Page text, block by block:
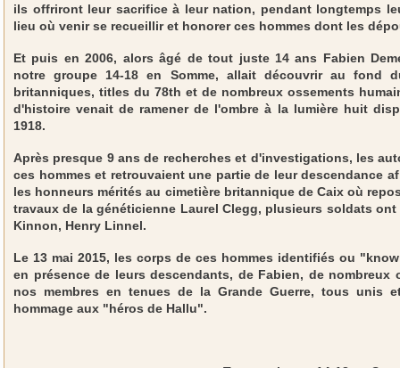
ils offriront leur sacrifice à leur nation, pendant longtemps
lieu où venir se recueillir et honorer ces hommes dont les
Et puis en 2006, alors âgé de tout juste 14 ans Fabien
notre groupe 14-18 en Somme, allait découvrir au fond
britanniques, titles du 78th et de nombreux ossements
d'histoire venait de ramener de l'ombre à la lumière huit
1918.
Après presque 9 ans de recherches et d'investigations, les
ces hommes et retrouvaient une partie de leur descendance
les honneurs mérités au cimetière britannique de Caix où
travaux de la généticienne Laurel Clegg, plusieurs soldats
Kinnon, Henry Linnel.
Le 13 mai 2015, les corps de ces hommes identifiés ou
en présence de leurs descendants, de Fabien, de
nos membres en tenues de la Grande Guerre, tous unis
hommage aux "héros de Hallu".